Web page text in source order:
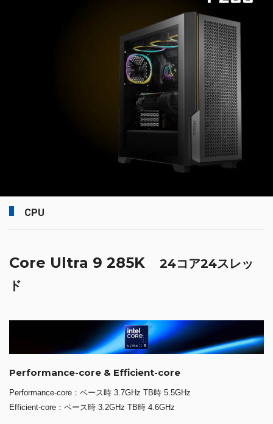
CPU
Core Ultra 9 285K 24コア24スレッ
ド
Performance-core & Efficient-core
Performance-core：ベース時 3.7GHz TB時 5.5GHz
Efficient-core：ベース時 3.2GHz TB時 4.6GHz